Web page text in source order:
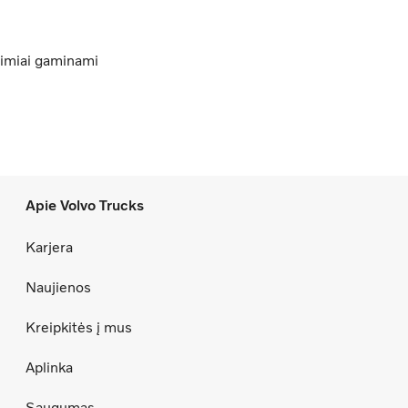
gaminami
Apie Volvo Trucks
Karjera
Naujienos
Kreipkitės į mus
Aplinka